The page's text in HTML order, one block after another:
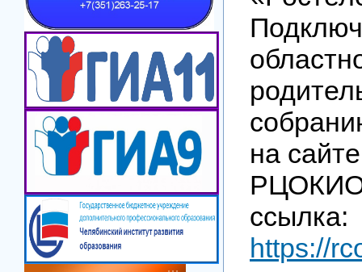
на
ссылка:
https://